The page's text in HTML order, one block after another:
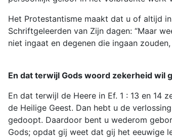
Het Protestantisme maakt dat u of altijd
Schriftgeleerden van Zijn dagen: “Maar
niet ingaat en degenen die ingaan zouden,
En dat terwijl Gods woord zekerheid wil
En dat terwijl de Heere in Ef. 1 : 13 en
de Heilige Geest. Dan hebt u de
gedoopt. Daardoor bent u wederom
Gods; opdat gij weet dat gij het eeuwige